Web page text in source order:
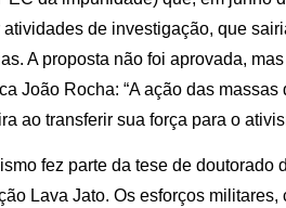
de investigação, que
A proposta não foi aprovada,
João Rocha: “A ação das massas
ao transferir sua força para o
fez parte da tese de doutorado
Lava Jato. Os esforços militares,